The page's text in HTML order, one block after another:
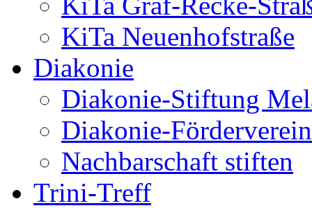
KiTa Neuenhofstraße
Diakonie
Diakonie-Stiftung
Diakonie-
Nachbarschaft stiften
Trini-Treff